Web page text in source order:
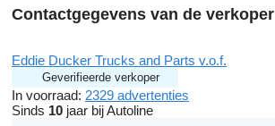
Contactgegevens van de verkoper
Eddie Ducker Trucks and Parts v.o.f.
Geverifieerde verkoper
In voorraad: 2329 advertenties
Sinds 10 jaar bij Autoline